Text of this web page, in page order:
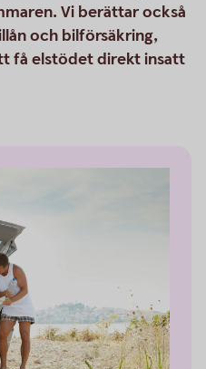
Vi berättar också
och bilförsäkring,
få elstödet direkt insatt